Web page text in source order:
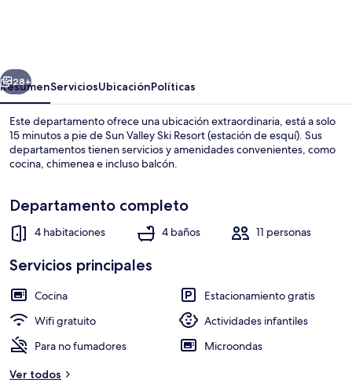
<
2
Mi
to
Lifts
Siguiente
28+
ResumenServiciosUbicaciónPolíticas
Este departamento ofrece una ubicación extraordinaria, está a solo
15 minutos a pie de Sun Valley Ski Resort (estación de esquí). Sus
departamentos tienen servicios y amenidades convenientes, como
cocina, chimenea e incluso balcón.
Departamento completo
4 habitaciones 4 baños 11 personas
Servicios principales
Cocina
Estacionamiento gratis
Wifi gratuito
Actividades infantiles
Para no fumadores
Microondas
Ver todos